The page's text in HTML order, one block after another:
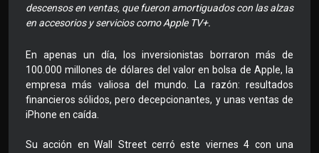
descensos en ventas, que fueron amortiguados con las alzas
en accesorios y servicios como Apple TV+.
En apenas un día, los inversionistas borraron más de
100.000 millones de dólares del valor en bolsa de Apple, la
empresa más valiosa del mundo. La razón: resultados
financieros sólidos, pero decepcionantes, y unas ventas de
iPhone en caída.
Su acción en Wall Street cerró este viernes 4 con una